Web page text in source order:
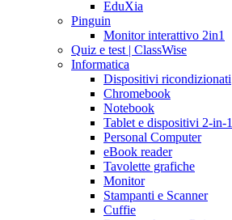
EduXia
Pinguin
Monitor interattivo 2in1
Quiz e test | ClassWise
Informatica
Dispositivi ricondizionati
Chromebook
Notebook
Tablet e dispositivi 2-in-1
Personal Computer
eBook reader
Tavolette grafiche
Monitor
Stampanti e Scanner
Cuffie